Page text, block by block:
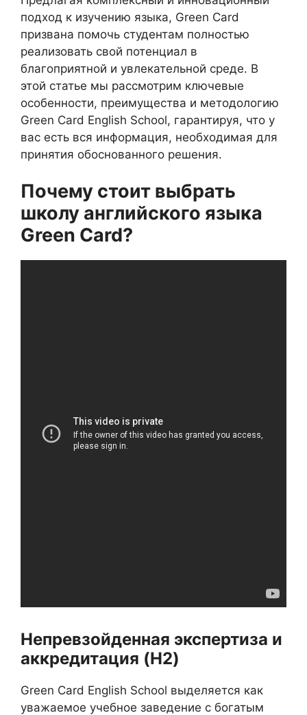
подход к изучению языка, Green Card
призвана помочь студентам полностью
реализовать свой потенциал в
благоприятной и увлекательной среде. В
этой статье мы рассмотрим ключевые
особенности, преимущества и методологию
Green Card English School, гарантируя, что у
вас есть вся информация, необходимая для
принятия обоснованного решения.
Почему стоит выбрать
школу английского языка
Green Card?
Непревзойденная экспертиза и
аккредитация (H2)
Green Card English School выделяется как
уважаемое учебное заведение с богатым